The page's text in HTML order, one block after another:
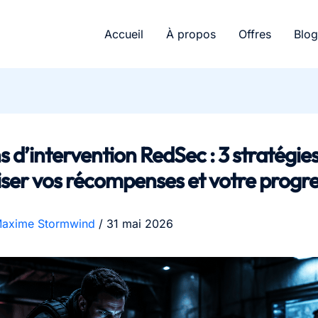
Accueil À propos Offres Blog
d’intervention RedSec : 3
vos récompenses et votre
Stormwind / 31 mai 2026